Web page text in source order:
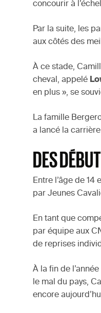
concourir à
Par la suite, les
aux côtés des
À ce stade,
cheval, appelé
en plus », se
La famille
a lancé la
DES
Entre l’âge de
par Jeunes
En tant que
par équipe aux
de reprises
À la fin de
le mal du pays,
encore